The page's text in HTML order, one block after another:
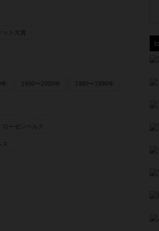
ト大賞
1990〜2000年 1980〜1990年
ローゼンベルク
ス